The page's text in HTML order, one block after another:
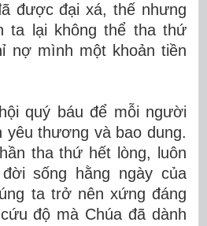
được đại xá, thế nhưng
ta lại không thể tha thứ
nợ mình một khoản tiền
quý báu để mỗi người
yêu thương và bao dung.
tha thứ hết lòng, luôn
sống hằng ngày của
ta trở nên xứng đáng
độ mà Chúa đã dành